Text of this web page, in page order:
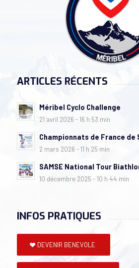
ARTICLES RÉCENTS
Méribel Cyclo Challenge
21 avril 2026 - 16 h 53 min
Championnats de France de
2 mars 2026 - 11 h 25 min
SAMSE National Tour
10 décembre 2025 - 10 h 44 min
INFOS PRATIQUES
DEVENIR BENEVOLE